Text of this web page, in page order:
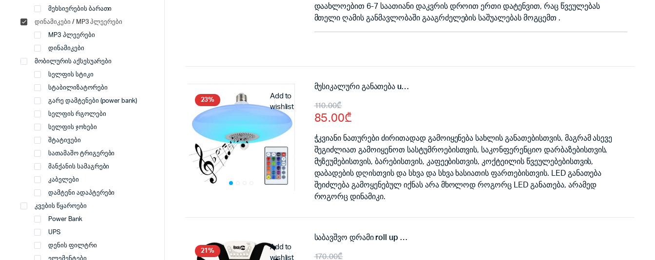
დაახლოებით 6-7 საათიანი დაკვრის დროით ერთი დატენვით, რაც წვეულებას
მთელი ღამის განმავლობაში გააგრძელების საშუალებას მოგცემთ .
23%
Add to
wishlist
მუსიკალური განათება ufo RGB musical (BT)
110.00₾
Original
price
was:
110.00₾.
85.00₾
Current
price
is:
85.00₾.
ჭკვიანი ნათურები ძირითადად გამოიყენება სახლის განათებისთვის, მაგრამ ასევე
შეგიძლიათ გამოიყენოთ სასტუმროებისთვის, საკონფერენციო დარბაზებისთვის,
მუზეუმებისთვის, ბარებისთვის, კაფეებისთვის, კოქტეილის წვეულებებისთვის,
დაბადების დღისთვის და სხვა და სხვა ხასიათის ფართებისთვის. LED განათება
შეიძლება გამოყენებულ იქნას არა მხოლოდ როგორც LED განათება, არამედ
როგორც დინამიკი.
21%
Add to
wishlist
საბავშვო დრამი roll up drum kit
170.00₾
მეხსიერების ბარათი
დინამიკები / MP3 პლეერები
MP3 პლეერები
დინამიკები
მობილურის აქსესუარები
სელფის სტიკი
სტაბილიზატორები
გარე დამტენები (power bank)
სელფის რგოლები
სელფის ჯოხები
შტატივები
სათამაშო ტრიგერები
მანქანის სამაგრები
კაბელები
დამტენი ადაპტერები
კვების წყაროები
Power Bank
UPS
დენის ფილტრი